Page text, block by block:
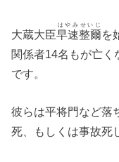
大蔵大臣早速整爾
はやみせいじ
を
関係者14名もが亡く
です。
彼らは平将門など落
死、もしくは事故死